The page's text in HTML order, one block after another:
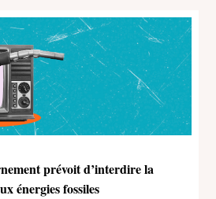
prévoit d’interdire la
énergies fossiles